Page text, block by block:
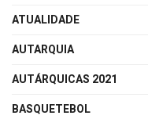
ATUALIDADE
AUTARQUIA
AUTÁRQUICAS 2021
BASQUETEBOL